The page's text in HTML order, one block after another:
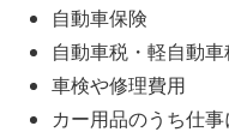
自動車保険
自動車税・軽自動車
車検や修理費用
カー用品のうち仕